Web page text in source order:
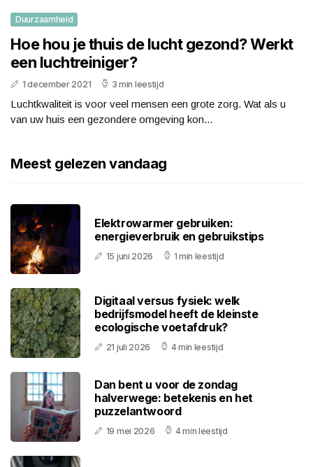
Duurzaamheid
Hoe hou je thuis de lucht gezond? Werkt
een luchtreiniger?
1 december 2021 3 min leestijd
Luchtkwaliteit is voor veel mensen een grote zorg. Wat als u
van uw huis een gezondere omgeving kon...
Meest gelezen vandaag
Elektrowarmer gebruiken:
energieverbruik en gebruikstips
15 juni 2026 1 min leestijd
Digitaal versus fysiek: welk
bedrijfsmodel heeft de kleinste
ecologische voetafdruk?
21 juli 2026 4 min leestijd
Dan bent u voor de zondag
halverwege: betekenis en het
puzzelantwoord
19 mei 2026 4 min leestijd